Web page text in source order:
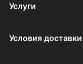
Услуги
Условия доставки